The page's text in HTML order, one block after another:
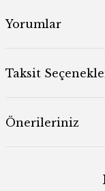
Yorumlar
Taksit
Önerileriniz